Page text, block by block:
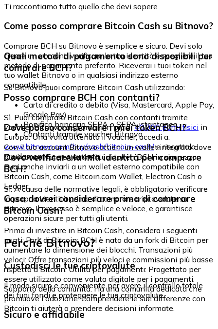
Ti raccontiamo tutto quello che devi sapere
Come posso comprare Bitcoin Cash su Bitnovo?
Comprare BCH su Bitnovo è semplice e sicuro. Devi solo
creare un account, verificare la tua identità e scegliere il tuo
metodo di pagamento preferito. Riceverai i tuoi token nel
tuo wallet Bitnovo o in qualsiasi indirizzo esterno
compatibile.
Quali metodi di pagamento sono disponibili per
comprare BCH?
Su Bitnovo puoi comprare Bitcoin Cash utilizzando:
Carta di credito o debito (Visa, Mastercard, Apple Pay,
Google Pay)
Bonifico bancario SEPA o SEPA istantaneo
Contanti tramite voucher Bitnovo
Posso comprare BCH con contanti?
Sì. Puoi comprare Bitcoin Cash con contanti tramite
voucher Bitnovo, disponibili in più di40.000 punti fisici in
Europa. Una volta ottenuto il voucher, accedi a:
www.bitnovo.com/buy/cash/bitcoin-cash/e riscattalo
rapidamente e in sicurezza.
Dove posso conservare i miei token BCH?
Con il tuo account Bitnovo ottieni un wallet integrato dove
puoi conservare e gestire i tuoi token BCH in sicurezza.
Puoi anche inviarli a un wallet esterno compatibile con
Bitcoin Cash, come Bitcoin.com Wallet, Electron Cash o
Ledger.
Devo verificare la mia identità per comprare
BCH?
Sì. A causa delle normative legali, è obbligatorio verificare
la propria identità prima di comprare criptovalute su
Bitnovo. Il processo è semplice e veloce, e garantisce
operazioni sicure per tutti gli utenti.
Cosa dovrei considerare prima di comprare
Bitcoin Cash?
Prima di investire in Bitcoin Cash, considera i seguenti
punti: Fork di Bitcoin: BCH è nato da un fork di Bitcoin per
aumentare la dimensione dei blocchi. Transazioni più
veloci: Offre transazioni più veloci e commissioni più basse
rispetto a Bitcoin. Utilità per pagamenti: Progettato per
essere utilizzato come valuta digitale per i pagamenti.
Supporto della comunità: Ha una comunità dedicata che
promuove l'adozione. Comprendere le sue differenze con
Bitcoin ti aiuterà a prendere decisioni informate.
Perché Bitnovo?
Custodisci le tue criptovalute
Il modo sicuro e conveniente per avere il controllo totale
dei tuoi fondi e proteggere le tue criptovalute.
Sicuro e affidabile